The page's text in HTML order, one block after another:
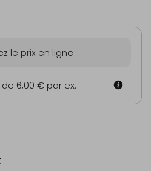
le prix en ligne
6,00 € par ex.